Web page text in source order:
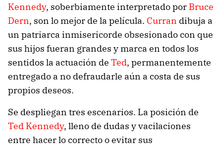
Kennedy, soberbiamente interpretado por Bruce
Dern, son lo mejor de la película. Curran dibuja a
un patriarca inmisericorde obsesionado con que
sus hijos fueran grandes y marca en todos los
sentidos la actuación de Ted, permanentemente
entregado a no defraudarle aún a costa de sus
propios deseos.
Se despliegan tres escenarios. La posición de
Ted Kennedy, lleno de dudas y vacilaciones
entre hacer lo correcto o evitar sus